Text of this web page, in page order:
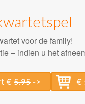
voor de family!
– indien u het
€ 5.95 -> €